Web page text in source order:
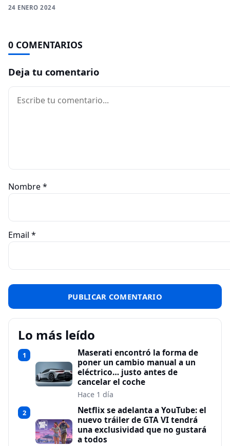
24 ENERO 2024
0 COMENTARIOS
Deja tu comentario
Comentario
Nombre*
Email *
Lo más leído
1
Maserati encontró la forma de
poner un cambio manual a un
eléctrico… justo antes de
cancelar el coche
Hace 1 día
2
Netflix se adelanta a YouTube: el
nuevo tráiler de GTA VI tendrá
una exclusividad que no gustará
a todos